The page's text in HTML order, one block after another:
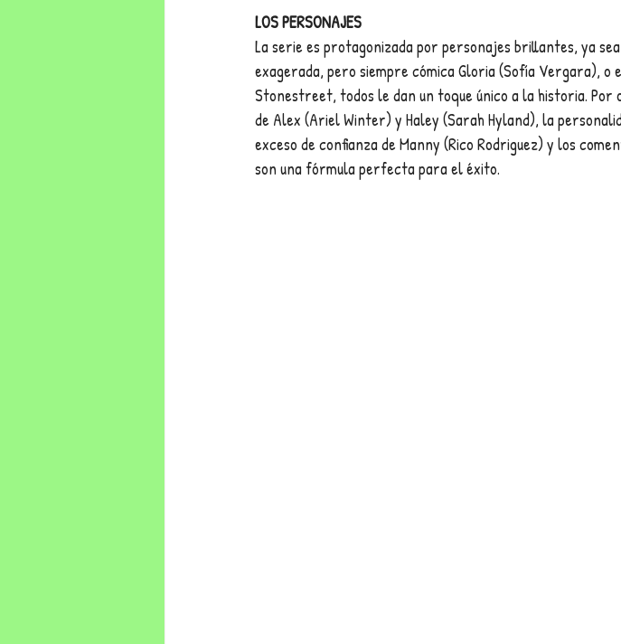
LOS PERSONAJES
La serie es protagonizada por personajes brillantes, ya
exagerada, pero siempre cómica Gloria (Sofía Vergara),
Stonestreet, todos le dan un toque único a la historia.
de Alex (Ariel Winter) y Haley (Sarah Hyland), la
exceso de confianza de Manny (Rico Rodriguez) y los
son una fórmula perfecta para el éxito.